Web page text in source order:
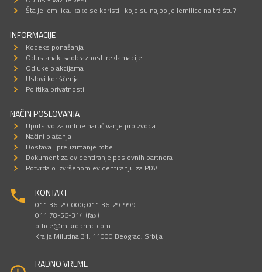
Šta je lemilica, kako se koristi i koje su najbolje lemilice na tržištu?
INFORMACIJE
Kodeks ponašanja
Odustanak-saobraznost-reklamacije
Odluke o akcijama
Uslovi korišćenja
Politika privatnosti
NAČIN POSLOVANJA
Uputstvo za online naručivanje proizvoda
Načini plaćanja
Dostava I preuzimanje robe
Dokument za evidentiranje poslovnih partnera
Potvrda o izvršenom evidentiranju za PDV
KONTAKT
011 36-29-000; 011 36-29-999
011 78-56-314 (fax)
office@mikroprinc.com
Kralja Milutina 31, 11000 Beograd, Srbija
RADNO VREME